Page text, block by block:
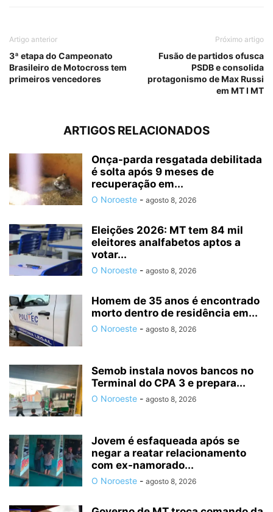
Artigo anterior
3ª etapa do Campeonato
Brasileiro de Motocross tem
primeiros vencedores
Próximo artigo
Fusão de partidos ofusca
PSDB e consolida
protagonismo de Max Russi
em MT I MT
ARTIGOS RELACIONADOS
Onça-parda resgatada debilitada
é solta após 9 meses de
recuperação em...
O Noroeste - agosto 8, 2026
Eleições 2026: MT tem 84 mil
eleitores analfabetos aptos a
votar...
O Noroeste - agosto 8, 2026
Homem de 35 anos é encontrado
morto dentro de residência em...
O Noroeste - agosto 8, 2026
Semob instala novos bancos no
Terminal do CPA 3 e prepara...
O Noroeste - agosto 8, 2026
Jovem é esfaqueada após se
negar a reatar relacionamento
com ex-namorado...
O Noroeste - agosto 8, 2026